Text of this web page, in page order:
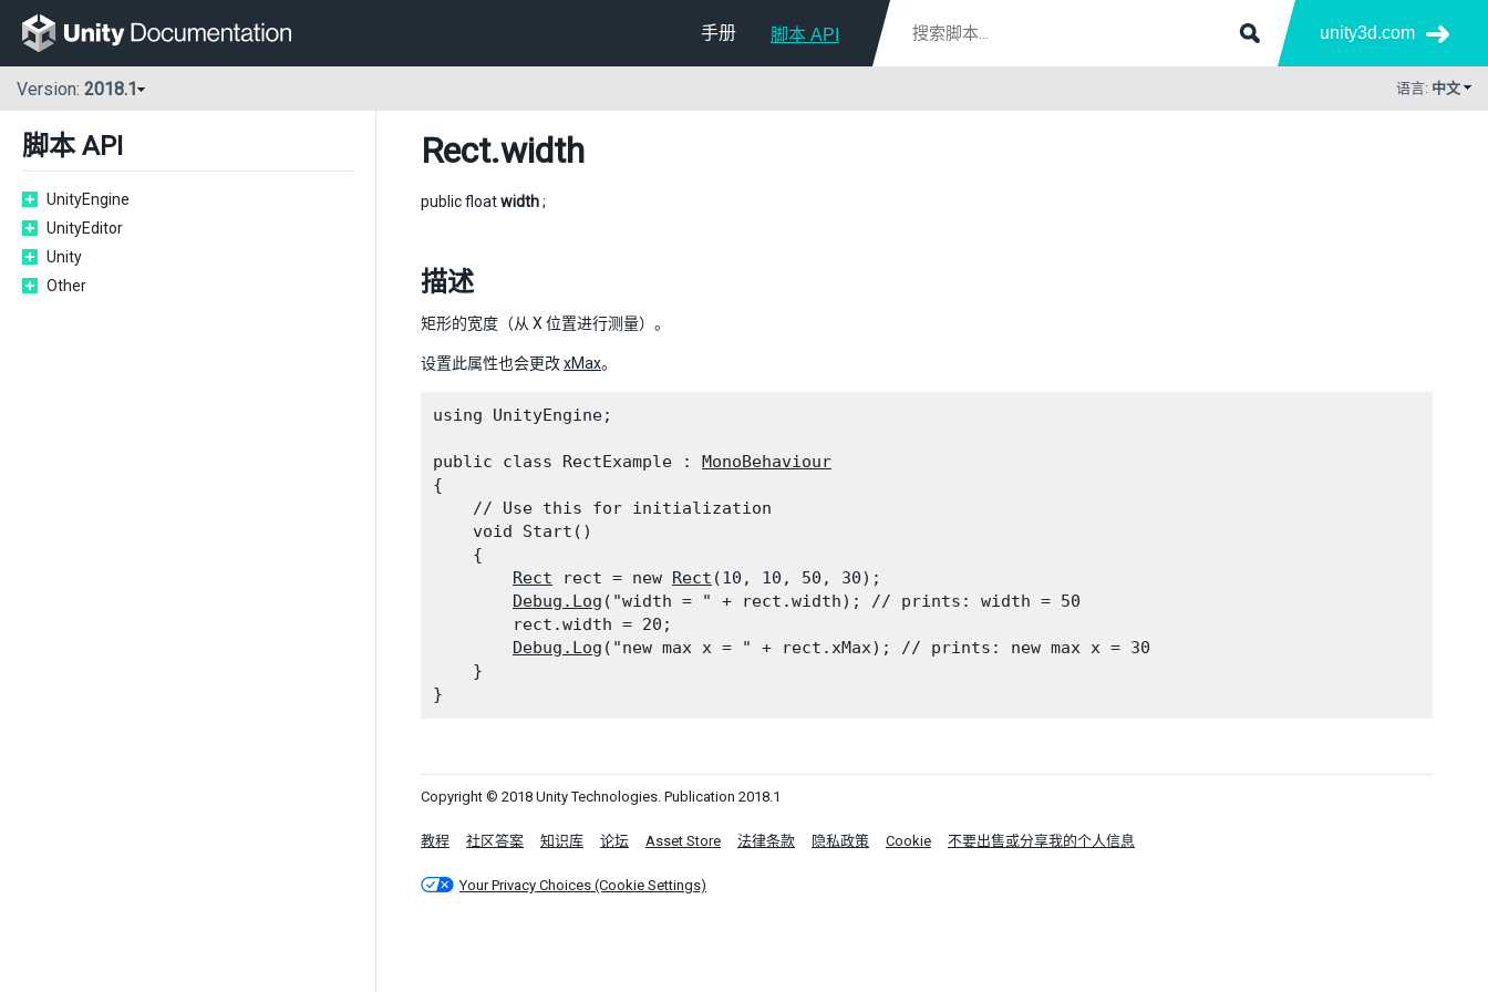
手册 脚本 API unity3d.com
Version: 2018.1 语言: 中文
脚本 API
UnityEngine
UnityEditor
Unity
Other
Rect.width
public floatwidth;
描述
矩形的宽度（从 X 位置进行测量）。
设置此属性也会更改xMax。
using UnityEngine;
public class RectExample : MonoBehaviour
{
    // Use this for initialization
    void Start()
    {
Rect rect = new Rect (10, 10, 50, 30);
Debug.Log ("width = " + rect.width); // prints: width = 50
        rect.width = 20;
Debug.Log ("new max x = " + rect.xMax); // prints: new max x = 30
    }
Copyright © 2018 Unity Technologies. Publication 2018.1
教程 社区答案 知识库 论坛 Asset Store 法律条款 隐私政策 Cookie 不要出售或分享我的个人信息
Your Privacy Choices (Cookie Settings)